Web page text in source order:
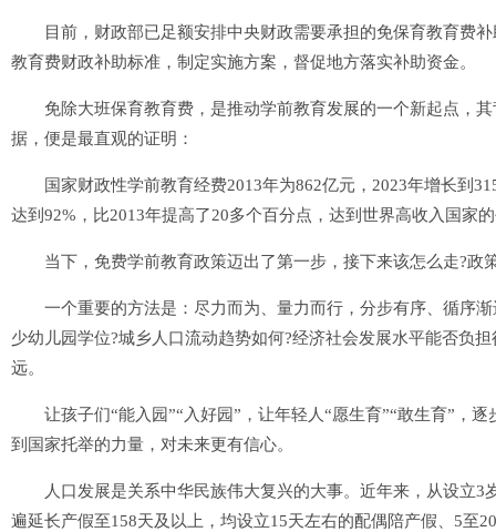
目前，财政部已足额安排中央财政需要承担的免保育教育费补
教育费财政补助标准，制定实施方案，督促地方落实补助资金。
免除大班保育教育费，是推动学前教育发展的一个新起点，其
据，便是最直观的证明：
国家财政性学前教育经费2013年为862亿元，2023年增长到
达到92%，比2013年提高了20多个百分点，达到世界高收入国家
当下，免费学前教育政策迈出了第一步，接下来该怎么走?政
一个重要的方法是：尽力而为、量力而行，分步有序、循序渐
少幼儿园学位?城乡人口流动趋势如何?经济社会发展水平能否负
远。
让孩子们“能入园”“入好园”，让年轻人“愿生育”“敢生育”，逐
到国家托举的力量，对未来更有信心。
人口发展是关系中华民族伟大复兴的大事。近年来，从设立3
遍延长产假至158天及以上，均设立15天左右的配偶陪产假、5至